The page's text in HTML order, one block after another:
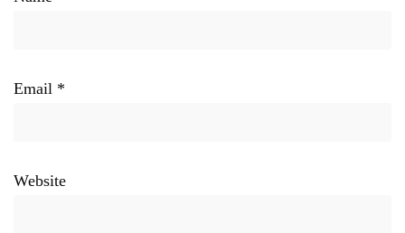
Email *
Website